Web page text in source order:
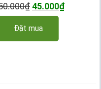
₫Giá
gốc
là:
50.000₫.
45.000₫Giá
Đặt mua